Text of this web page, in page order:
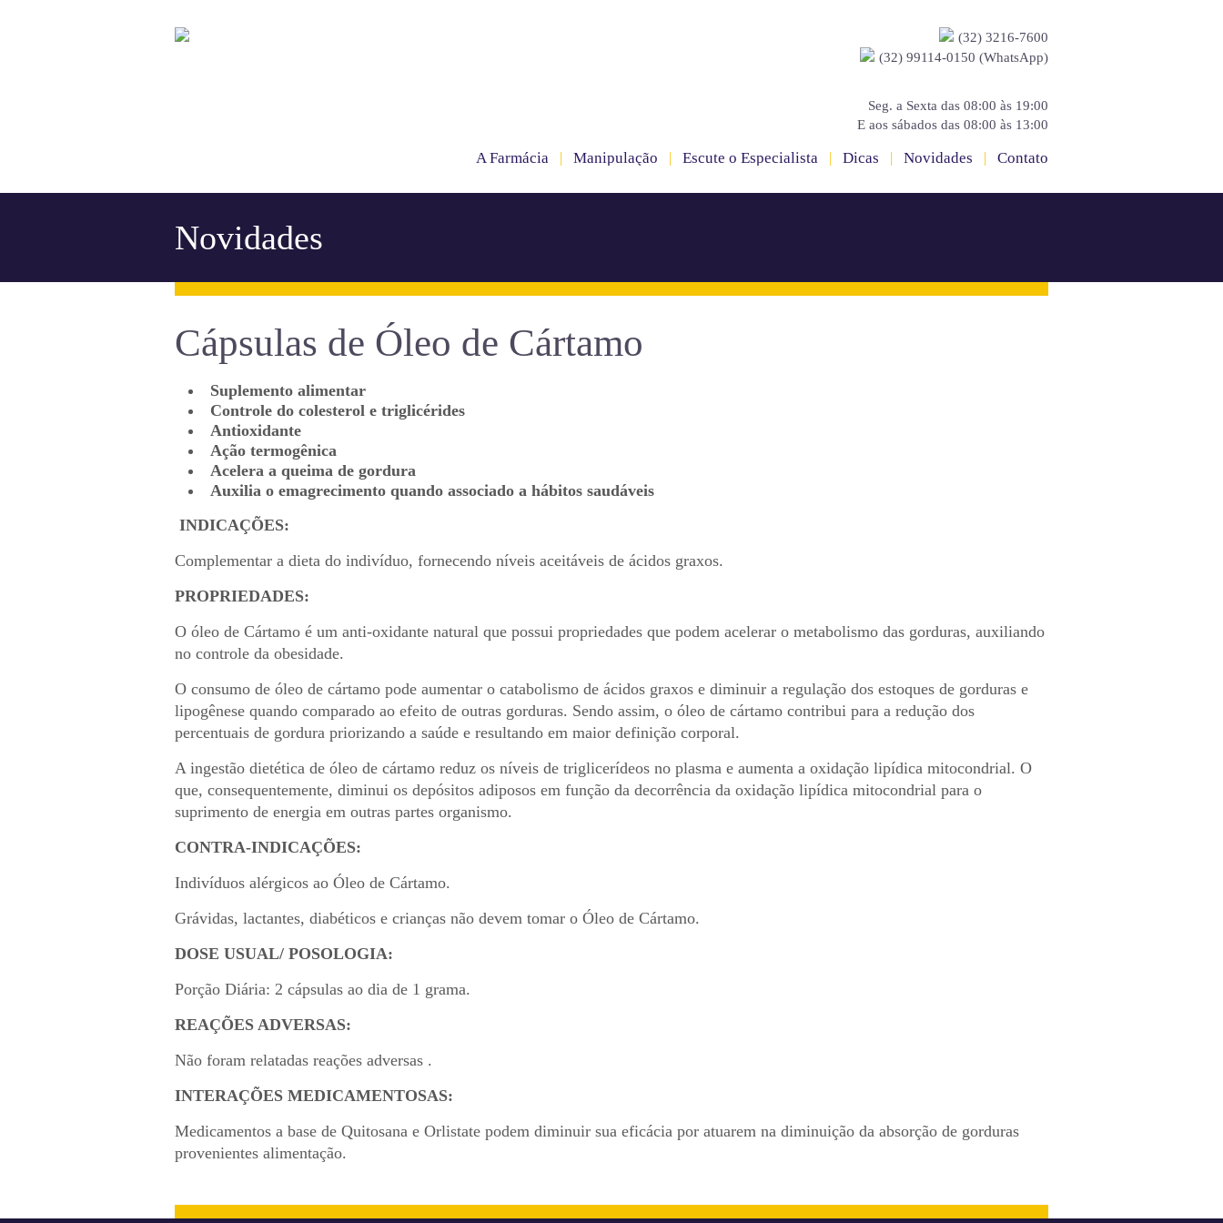
(32) 3216-7600
(32) 99114-0150 (WhatsApp)
Seg. a Sexta das 08:00 às 19:00
E aos sábados das 08:00 às 13:00
A Farmácia | Manipulação | Escute o Especialista | Dicas | Novidades | Contato
Novidades
Cápsulas de Óleo de Cártamo
Suplemento alimentar
Controle do colesterol e triglicérides
Antioxidante
Ação termogênica
Acelera a queima de gordura
Auxilia o emagrecimento quando associado a hábitos saudáveis
INDICAÇÕES:
Complementar a dieta do indivíduo, fornecendo níveis aceitáveis de ácidos graxos.
PROPRIEDADES:
O óleo de Cártamo é um anti-oxidante natural que possui propriedades que podem acelerar o metabolismo das gorduras, auxiliando
no controle da obesidade.
O consumo de óleo de cártamo pode aumentar o catabolismo de ácidos graxos e diminuir a regulação dos estoques de gorduras e
lipogênese quando comparado ao efeito de outras gorduras. Sendo assim, o óleo de cártamo contribui para a redução dos
percentuais de gordura priorizando a saúde e resultando em maior definição corporal.
A ingestão dietética de óleo de cártamo reduz os níveis de triglicerídeos no plasma e aumenta a oxidação lipídica mitocondrial. O
que, consequentemente, diminui os depósitos adiposos em função da decorrência da oxidação lipídica mitocondrial para o
suprimento de energia em outras partes organismo.
CONTRA-INDICAÇÕES:
Indivíduos alérgicos ao Óleo de Cártamo.
Grávidas, lactantes, diabéticos e crianças não devem tomar o Óleo de Cártamo.
DOSE USUAL/ POSOLOGIA:
Porção Diária: 2 cápsulas ao dia de 1 grama.
REAÇÕES ADVERSAS:
Não foram relatadas reações adversas .
INTERAÇÕES MEDICAMENTOSAS:
Medicamentos a base de Quitosana e Orlistate podem diminuir sua eficácia por atuarem na diminuição da absorção de gorduras
provenientes alimentação.